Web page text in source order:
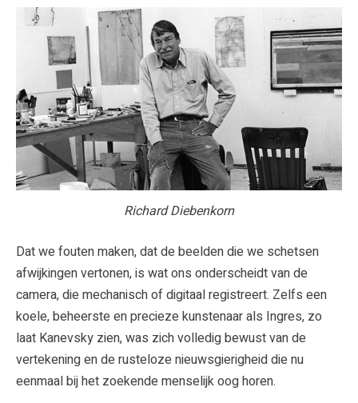
Richard Diebenkorn
Dat we fouten maken, dat de beelden die we schetsen
afwijkingen vertonen, is wat ons onderscheidt van de
camera, die mechanisch of digitaal registreert. Zelfs een
koele, beheerste en precieze kunstenaar als Ingres, zo
laat Kanevsky zien, was zich volledig bewust van de
vertekening en de rusteloze nieuwsgierigheid die nu
eenmaal bij het zoekende menselijk oog horen.